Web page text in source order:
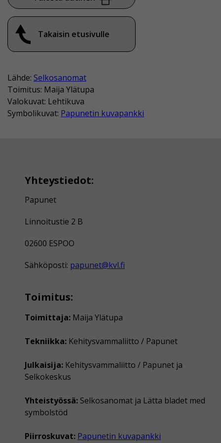
Takaisin etusivulle
Lähde: Selkosanomat
Toimitus: Maija Ylätupa
Valokuvat: Lehtikuva
Symbolikuvat: Papunetin kuvapankki
Yhteystiedot:
Papunet
Linnoitustie 2 B
02600 ESPOO
Sähköposti: papunet@kvl.fi
Toimitus:
Toimittaja: Maija Ylätupa
Tekniikka: Kehitysvammaliitto / Papunet
Julkaisija: Kehitysvammaliitto / Papunet ja
Selkokeskus
Yhteistyössä: Selkosanomat ja Lätta bladet med
symbolstöd
Piirroskuvat: Papunetin kuvapankki